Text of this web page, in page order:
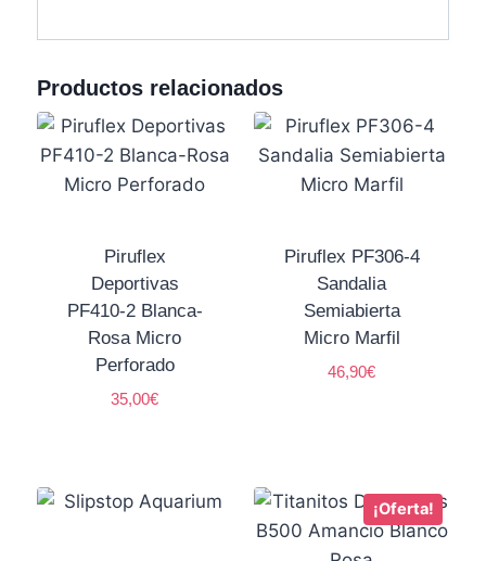
Productos relacionados
Piruflex
Deportivas
PF410-2 Blanca-
Rosa Micro
Perforado
35,00€
Piruflex PF306-4
Sandalia
Semiabierta
Micro Marfil
46,90€
¡Oferta!